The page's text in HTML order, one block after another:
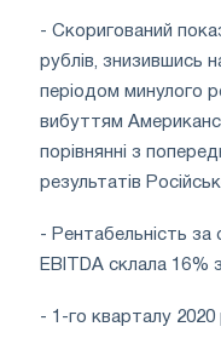
- Скоригований
рублів, знизившись
періодом минулого
вибуттям
порівнянні з
результатів
- Рентабельність за
EBITDA склала 16%
- 1-го кварталу